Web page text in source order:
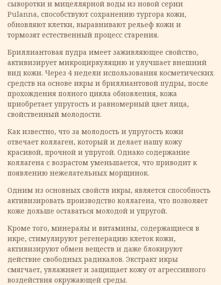
сыворотки и мицеллярной воды из новой серии
Pulanna, способствуют сохранению тургора кожи,
обновляют клетки, выравнивают рельеф кожи и
тормозят естественный процесс старения.
Бриллиантовая пудра имеет заживляющее свойство,
активизирует микроциркуляцию и улучшает внешний
вид кожи. Через 4 недели использования косметических
средств на основе икры и бриллиантовой пудры, после
прохождения полного цикла обновления, кожа
приобретает упругость и равномерный цвет лица,
свойственный молодости.
Как известно, что за молодость и упругость кожи
отвечает коллаген, который и делает нашу кожу
красивой, прочной и упругой. Однако содержание
коллагена с возрастом уменьшается, что приводит к
появлению нежелательных морщинок.
Одним из основных свойств икры, является способность
активизировать производство коллагена, что позволяет
коже дольше оставаться молодой и упругой.
Кроме того, минералы и витамины, содержащиеся в
икре, стимулируют регенерацию клеток кожи,
активизируют обмен веществ и даже блокируют
действие свободных радикалов. Экстракт икры
смягчает, увлажняет и защищает кожу от агрессивного
воздействия окружающей среды.